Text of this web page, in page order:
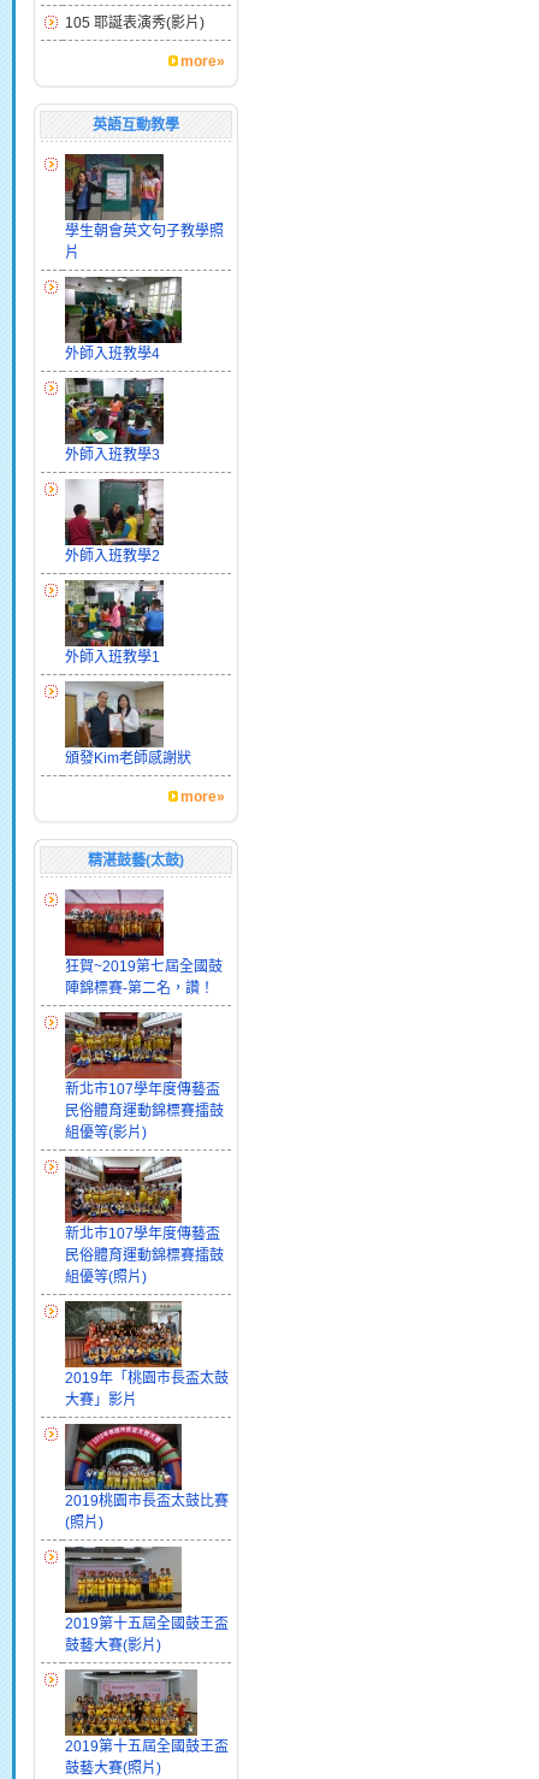
105 耶誕表演秀(影片)
more»
英語互動教學
學生朝會英文句子教學照
片
外師入班教學4
外師入班教學3
外師入班教學2
外師入班教學1
頒發Kim老師感謝狀
more»
精湛鼓藝(太鼓)
狂賀~2019第七屆全國鼓
陣錦標賽-第二名，讚！
新北市107學年度傳藝盃
民俗體育運動錦標賽擂鼓
組優等(影片)
新北市107學年度傳藝盃
民俗體育運動錦標賽擂鼓
組優等(照片)
2019年「桃園市長盃太鼓
大賽」影片
2019桃園市長盃太鼓比賽
(照片)
2019第十五屆全國鼓王盃
鼓藝大賽(影片)
2019第十五屆全國鼓王盃
鼓藝大賽(照片)